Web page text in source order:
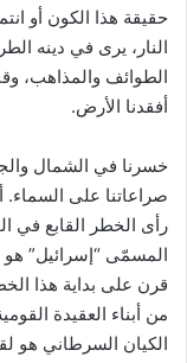
حقيقة هذا الكون أو
النار، يرى في دينه
الطوائف والمذاهب،
أفقدنا الأرض.
خسرنا في الشمال
صراعاتنا على
رأى الخطر القابع في
المسمّى “إسرائيل” هو
قرن على بداية هذا
من أبناء العقيدة
الكيان السرطاني هو